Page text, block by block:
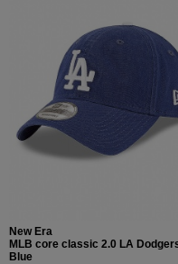
New Era
MLB core classic 2.0 LA
Blue